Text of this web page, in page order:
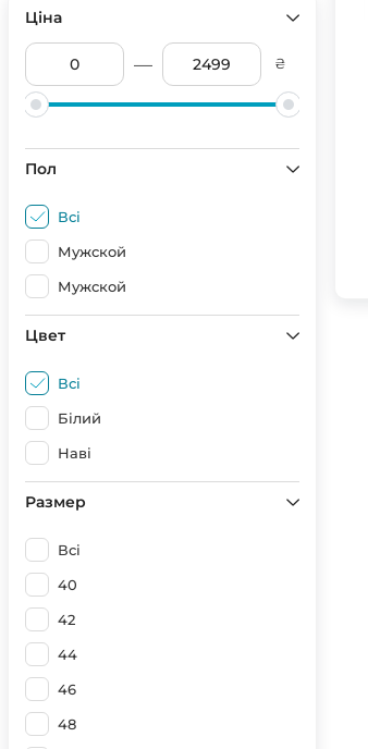
SALE
Ціна
— ₴
Пол
Всі
Мужской
Мужской
Цвет
Всі
Білий
Наві
Размер
Всі
40
42
44
46
48